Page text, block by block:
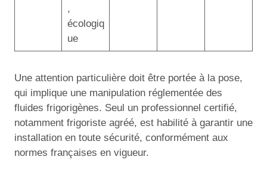
,
écologiq
ue
Une attention particulière doit être portée à la pose,
qui implique une manipulation réglementée des
fluides frigorigènes. Seul un professionnel certifié,
notamment frigoriste agréé, est habilité à garantir une
installation en toute sécurité, conformément aux
normes françaises en vigueur.